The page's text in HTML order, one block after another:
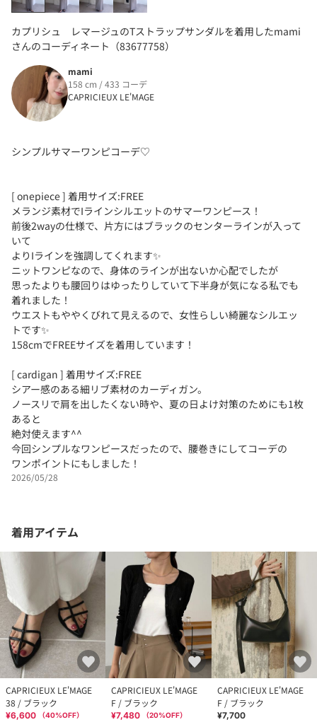
カプリシュ レマージュのTストラップサンダルを着用したmami
さんのコーディネート（83677758）
mami
158 cm / 433 コーデ
CAPRICIEUX LE'MAGE
シンプルサマーワンピコーデ♡
[ onepiece ] 着用サイズ:FREE
メランジ素材でIラインシルエットのサマーワンピース！
前後2wayの仕様で、片方にはブラックのセンターラインが入って
いて
よりIラインを強調してくれます✨
ニットワンピなので、身体のラインが出ないか心配でしたが
思ったよりも腰回りはゆったりしていて下半身が気になる私でも
着れました！
ウエストもややくびれて見えるので、女性らしい綺麗なシルエッ
トです✨
158cmでFREEサイズを着用しています！
[ cardigan ] 着用サイズ:FREE
シアー感のある細リブ素材のカーディガン。
ノースリで肩を出したくない時や、夏の日よけ対策のためにも1枚
あると
絶対使えます^^
今回シンプルなワンピースだったので、腰巻きにしてコーデの
ワンポイントにもしました！
2026/05/28
着用アイテム
CAPRICIEUX LE'MAGE
38 / ブラック
¥6,600 （40%OFF）
CAPRICIEUX LE'MAGE
F / ブラック
¥7,480 （20%OFF）
CAPRICIEUX LE'MAGE
F / ブラック
¥7,700